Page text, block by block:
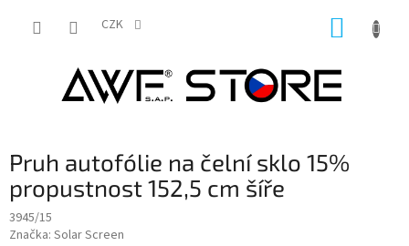
CZK
Pruh autofólie na čelní sklo 15%
propustnost 152,5 cm šíře
3945/15
Značka: Solar Screen